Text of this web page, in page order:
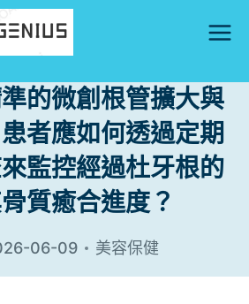
的微創根管擴大與
者應如何透過定期
監控經過杜牙根的
質癒合進度？
06-09 美容保健